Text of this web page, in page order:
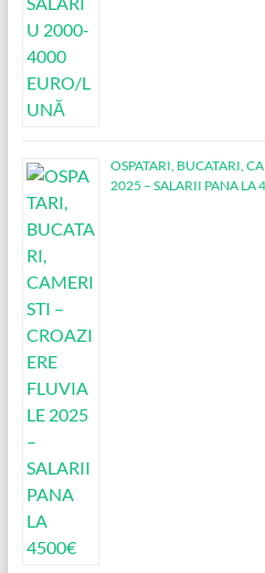
OSPATARI, BUCATARI,
2025 – SALARII PANA LA